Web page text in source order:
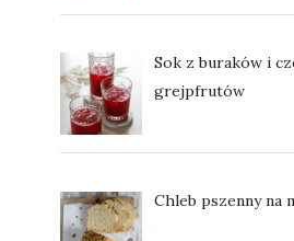
Sok z buraków i
grejpfrutów
Chleb pszenny na